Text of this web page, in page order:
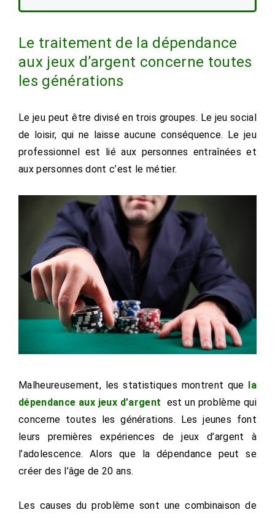
Le traitement de la dépendance
aux jeux d’argent concerne toutes
les générations
Le jeu peut être divisé en trois groupes. Le jeu social
de loisir, qui ne laisse aucune conséquence. Le jeu
professionnel est lié aux personnes entraînées et
aux personnes dont c’est le métier.
Malheureusement, les statistiques montrent que la
dépendance aux jeux d’argent est un problème qui
concerne toutes les générations. Les jeunes font
leurs premières expériences de jeux d’argent à
l’adolescence. Alors que la dépendance peut se
créer des l’âge de 20 ans.
Les causes du problème sont une combinaison de